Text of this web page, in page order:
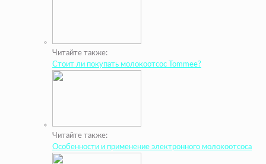
Читайте также:
Стоит ли покупать молокоотсос Tommee?
Читайте также:
Особенности и применение электронного молокоотсоса